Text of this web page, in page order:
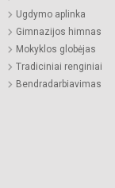
Ugdymo aplinka
Gimnazijos himnas
Mokyklos globėjas
Tradiciniai renginiai
Bendradarbiavimas